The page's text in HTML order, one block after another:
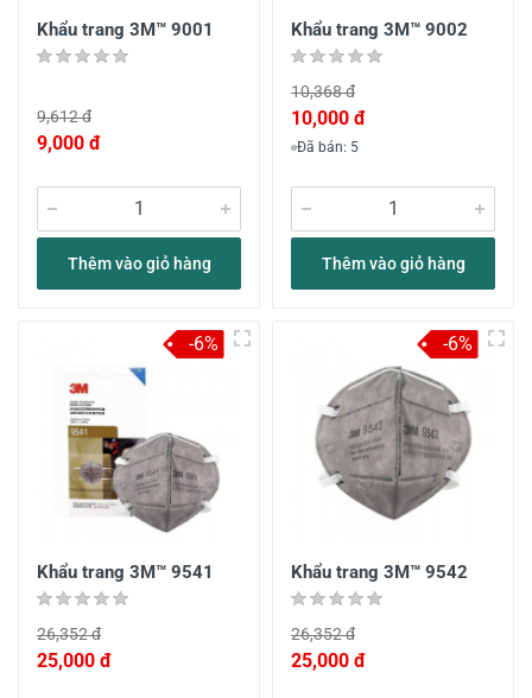
Khẩu trang 3M™ 9001
9,612 đ
9,000 đ
Thêm vào giỏ hàng
Khẩu trang 3M™ 9002
10,368 đ
10,000 đ
Đã bán: 5
Thêm vào giỏ hàng
Khẩu trang 3M™ 9541
26,352 đ
25,000 đ
-6%
Khẩu trang 3M™ 9542
26,352 đ
25,000 đ
-6%